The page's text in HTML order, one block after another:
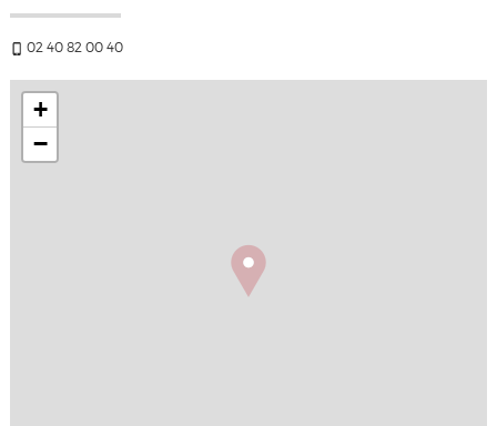
02 40 82 00 40
+
−